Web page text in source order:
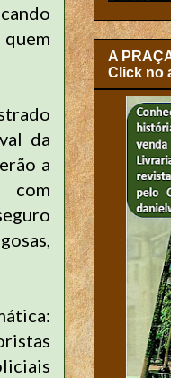
da
a
com
A
Click no